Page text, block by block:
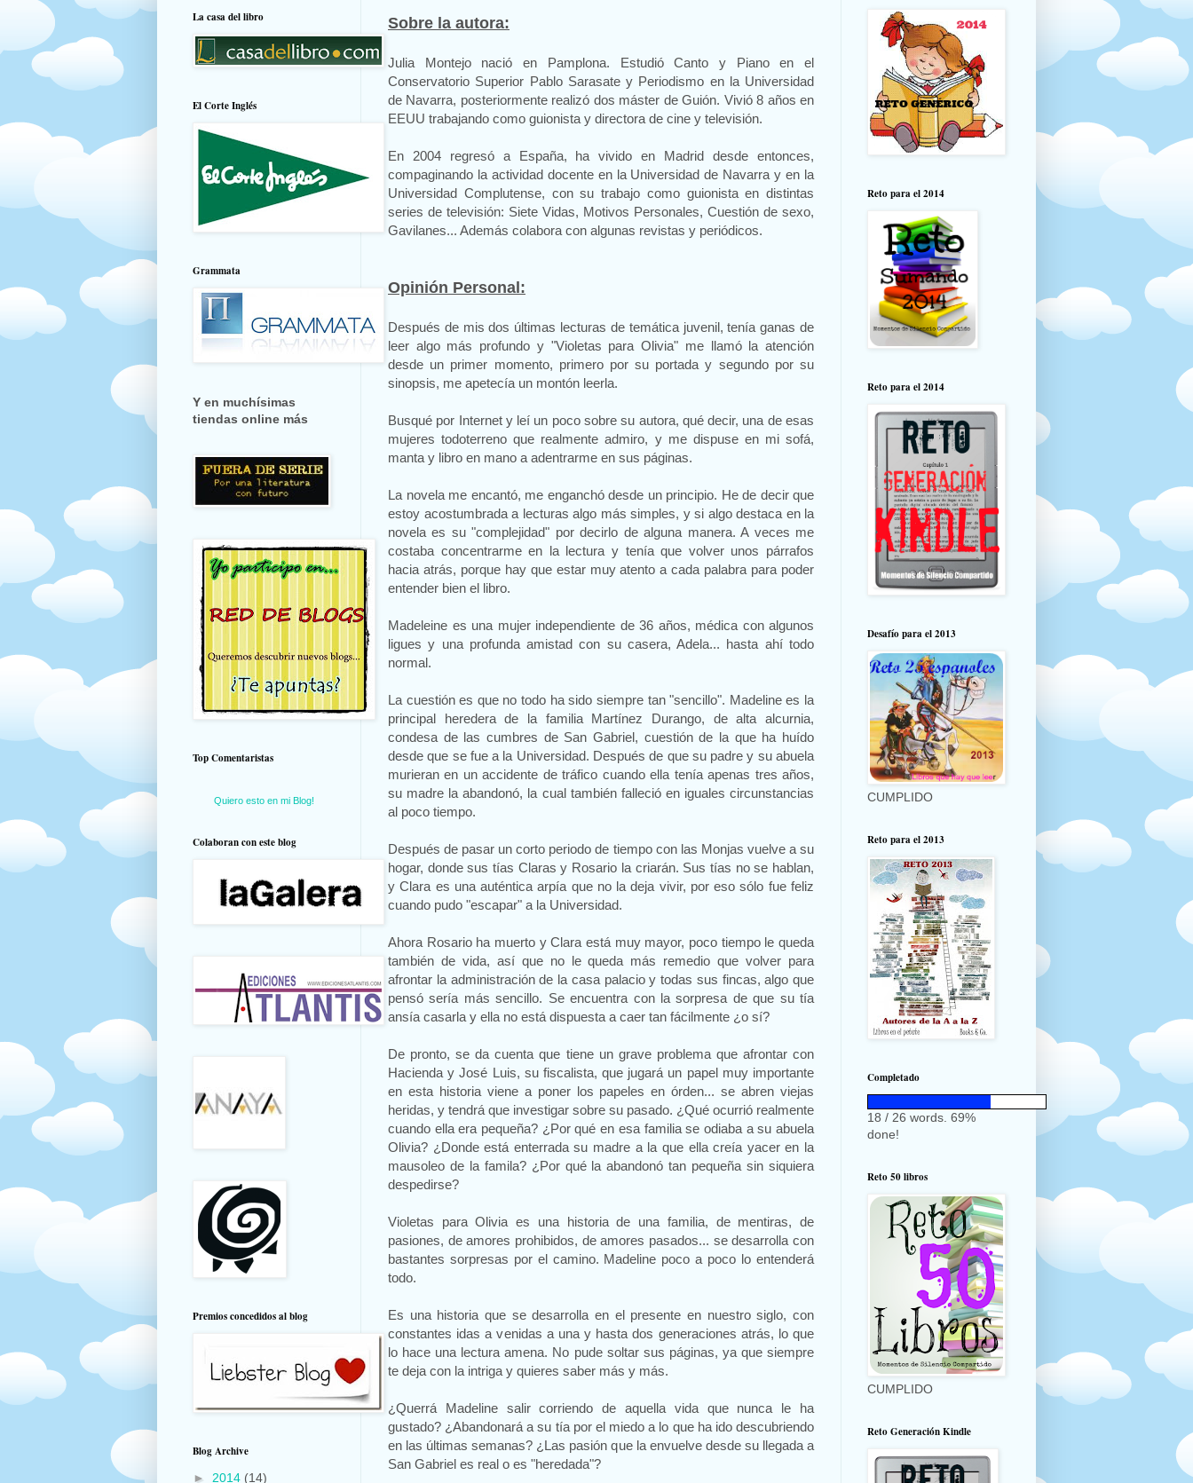
Sobre la autora:
Julia Montejo nació en Pamplona. Estudió Canto y Piano en el
Conservatorio Superior Pablo Sarasate y Periodismo en la Universidad
de Navarra, posteriormente realizó dos máster de Guión. Vivió 8 años en
EEUU trabajando como guionista y directora de cine y televisión.
En 2004 regresó a España, ha vivido en Madrid desde entonces,
compaginando la actividad docente en la Universidad de Navarra y en la
Universidad Complutense, con su trabajo como guionista en distintas
series de televisión: Siete Vidas, Motivos Personales, Cuestión de sexo,
Gavilanes... Además colabora con algunas revistas y periódicos.
Opinión Personal:
Después de mis dos últimas lecturas de temática juvenil, tenía ganas de
leer algo más profundo y "Violetas para Olivia" me llamó la atención
desde un primer momento, primero por su portada y segundo por su
sinopsis, me apetecía un montón leerla.
Busqué por Internet y leí un poco sobre su autora, qué decir, una de esas
mujeres todoterreno que realmente admiro, y me dispuse en mi sofá,
manta y libro en mano a adentrarme en sus páginas.
La novela me encantó, me enganchó desde un principio. He de decir que
estoy acostumbrada a lecturas algo más simples, y si algo destaca en la
novela es su "complejidad" por decirlo de alguna manera. A veces me
costaba concentrarme en la lectura y tenía que volver unos párrafos
hacia atrás, porque hay que estar muy atento a cada palabra para poder
entender bien el libro.
Madeleine es una mujer independiente de 36 años, médica con algunos
ligues y una profunda amistad con su casera, Adela... hasta ahí todo
normal.
La cuestión es que no todo ha sido siempre tan "sencillo". Madeline es la
principal heredera de la familia Martínez Durango, de alta alcurnia,
condesa de las cumbres de San Gabriel, cuestión de la que ha huído
desde que se fue a la Universidad. Después de que su padre y su abuela
murieran en un accidente de tráfico cuando ella tenía apenas tres años,
su madre la abandonó, la cual también falleció en iguales circunstancias
al poco tiempo.
Después de pasar un corto periodo de tiempo con las Monjas vuelve a su
hogar, donde sus tías Claras y Rosario la criarán. Sus tías no se hablan,
y Clara es una auténtica arpía que no la deja vivir, por eso sólo fue feliz
cuando pudo "escapar" a la Universidad.
Ahora Rosario ha muerto y Clara está muy mayor, poco tiempo le queda
también de vida, así que no le queda más remedio que volver para
afrontar la administración de la casa palacio y todas sus fincas, algo que
pensó sería más sencillo. Se encuentra con la sorpresa de que su tía
ansía casarla y ella no está dispuesta a caer tan fácilmente ¿o sí?
De pronto, se da cuenta que tiene un grave problema que afrontar con
Hacienda y José Luis, su fiscalista, que jugará un papel muy importante
en esta historia viene a poner los papeles en órden... se abren viejas
heridas, y tendrá que investigar sobre su pasado. ¿Qué ocurrió realmente
cuando ella era pequeña? ¿Por qué en esa familia se odiaba a su abuela
Olivia? ¿Donde está enterrada su madre a la que ella creía yacer en la
mausoleo de la famila? ¿Por qué la abandonó tan pequeña sin siquiera
despedirse?
Violetas para Olivia es una historia de una familia, de mentiras, de
pasiones, de amores prohibidos, de amores pasados... se desarrolla con
bastantes sorpresas por el camino. Madeline poco a poco lo entenderá
todo.
Es una historia que se desarrolla en el presente en nuestro siglo, con
constantes idas a venidas a una y hasta dos generaciones atrás, lo que
lo hace una lectura amena. No pude soltar sus páginas, ya que siempre
te deja con la intriga y quieres saber más y más.
¿Querrá Madeline salir corriendo de aquella vida que nunca le ha
gustado? ¿Abandonará a su tía por el miedo a lo que ha ido descubriendo
en las últimas semanas? ¿Las pasión que la envuelve desde su llegada a
San Gabriel es real o es "heredada"?
La casa del libro
El Corte Inglés
Grammata
Y en muchísimas
tiendas online más
Top Comentaristas
Quiero esto en mi Blog!
Colaboran con este blog
Premios concedidos al blog
Blog Archive
► 2014 (14)
Reto para el 2014
Reto para el 2014
Desafío para el 2013
CUMPLIDO
Reto para el 2013
Completado
18 / 26 words. 69%
done!
Reto 50 libros
CUMPLIDO
Reto Generación Kindle